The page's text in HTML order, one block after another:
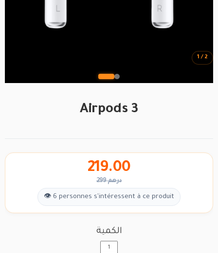
Airpods 3
1 / 2
219.00
299 درهم
👁 6 personnes s'intéressent à ce produit
الكمية